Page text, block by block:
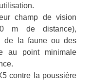
champ de vision
m de distance),
de la faune ou des
au point minimale
contre la poussière